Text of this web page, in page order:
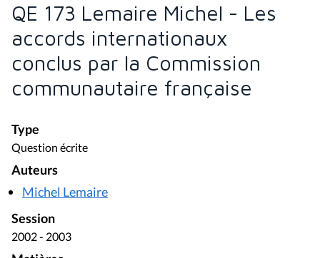
QE 173 Lemaire Michel - Les
accords internationaux
conclus par la Commission
communautaire française
Type
Question écrite
Auteurs
Michel Lemaire
Session
2002 - 2003